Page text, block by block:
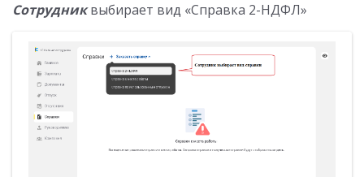
Сотрудниквыбирает вид «Справка 2-НДФЛ»